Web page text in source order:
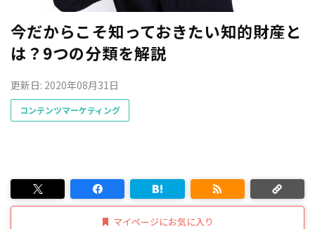
今だからこそ知っておきたい知的財産と
は？9つの分類を解説
更新日: 2020年08月31日
コンテンツマーケティング
マイページにお気に入り